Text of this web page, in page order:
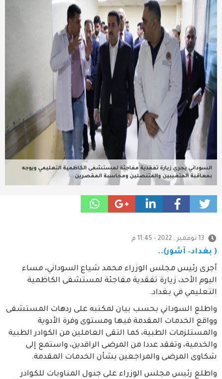
السوداني يجري زيارة تفقدية مفاجئة لمستشفى الكاظمية التعليمي ويوجه
بمعاقبة المتغيبين والمتنصلين ومحاسبة المقصرين
13 نوفمبر , 2022 - 11:45 م
( بغداد– آشور)..
أجرى رئيس مجلس الوزراء محمد شياع السوداني، مساء
اليوم الأحد، زيارة تفقدية مفاجئة لمستشفى الكاظمية
التعليمي في بغداد.
واطلع السوداني بحسب بيان لمكتبه على ردهات المستشفى
وواقع الخدمات المقدمة فيها ومستوى وفرة الأدوية
والمستلزمات الطبية، كما التقى العاملين من الكوادر الطبية
والخدمية، وتفقد عددا من المرضى الراقدين، واستمع إلى
شكاوى المرضى والمراجعين بشأن الخدمات المقدمة.
واطلع رئيس مجلس الوزراء على جدول المناوبات للكوادر
تحقيقات صحفية
مقالات
عامة ومنوعات
طب وصحة